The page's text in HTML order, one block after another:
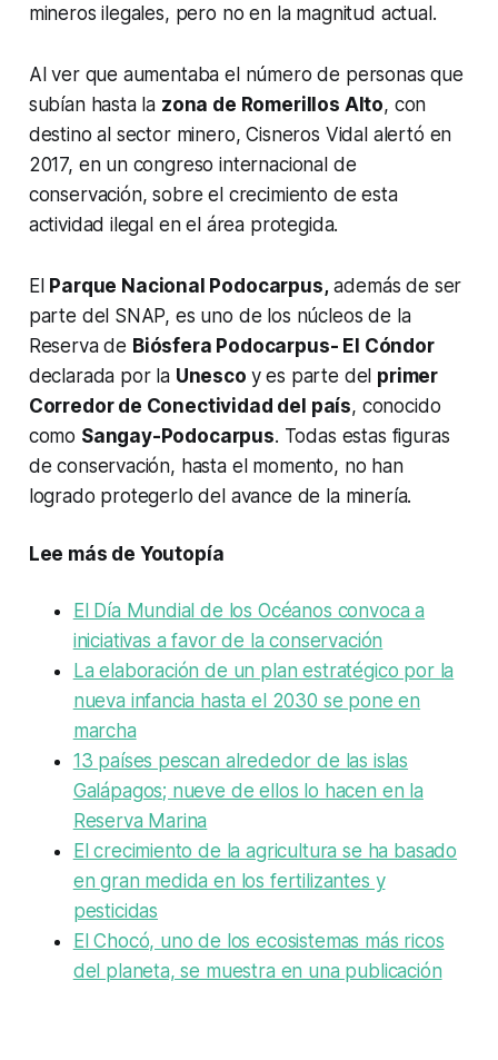
mineros ilegales, pero no en la magnitud actual.
Al ver que aumentaba el número de personas que
subían hasta la zona de Romerillos Alto, con
destino al sector minero, Cisneros Vidal alertó en
2017, en un congreso internacional de
conservación, sobre el crecimiento de esta
actividad ilegal en el área protegida.
El Parque Nacional Podocarpus,además de ser
parte del SNAP, es uno de los núcleos de la
Reserva de Biósfera Podocarpus- El Cóndor
declarada por la Unesco y es parte del primer
Corredor de Conectividad del país, conocido
como Sangay-Podocarpus. Todas estas figuras
de conservación, hasta el momento, no han
logrado protegerlo del avance de la minería.
Lee más de Youtopía
El Día Mundial de los Océanos convoca a
iniciativas a favor de la conservación
La elaboración de un plan estratégico por la
nueva infancia hasta el 2030 se pone en
marcha
13 países pescan alrededor de las islas
Galápagos; nueve de ellos lo hacen en la
Reserva Marina
El crecimiento de la agricultura se ha basado
en gran medida en los fertilizantes y
pesticidas
El Chocó, uno de los ecosistemas más ricos
del planeta, se muestra en una publicación